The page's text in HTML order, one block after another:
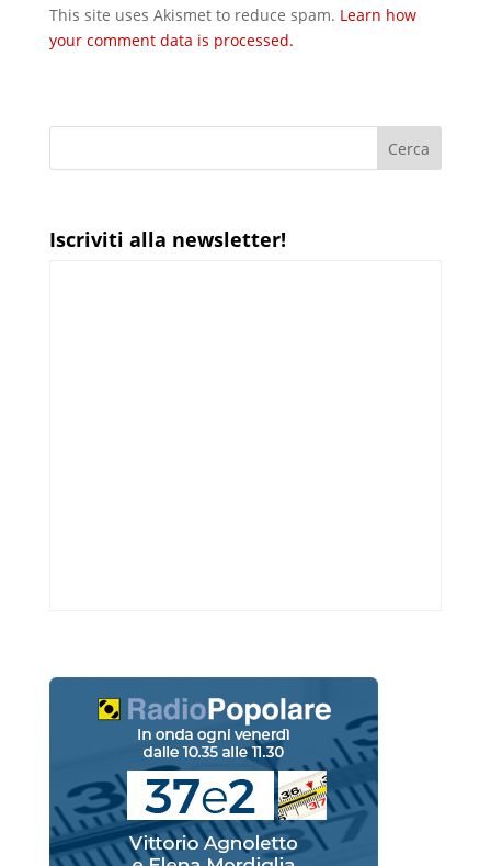
This site uses Akismet to reduce spam. Learn how
your comment data is processed.
Iscriviti alla newsletter!